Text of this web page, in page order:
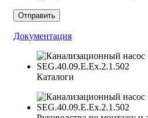
Документация
Каталоги